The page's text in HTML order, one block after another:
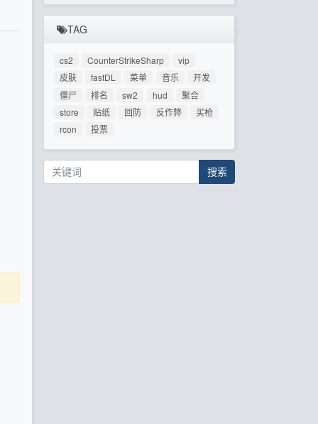
TAG
cs2 CounterStrikeSharp
vip
皮肤
fastDL 菜单 音乐
开发
僵尸
排名 sw2 hud
聚合
store
贴纸 回防 反作弊
买枪
rcon
投票
搜索